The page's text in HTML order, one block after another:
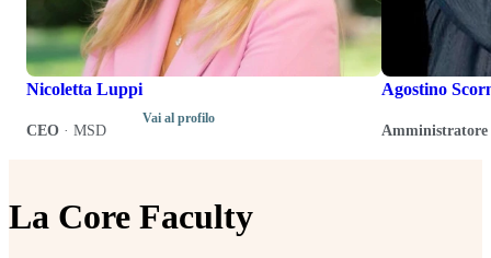
Nicoletta Luppi
CEO · MSD
Vai al profilo
Agostino
Amministratore
La Core Faculty